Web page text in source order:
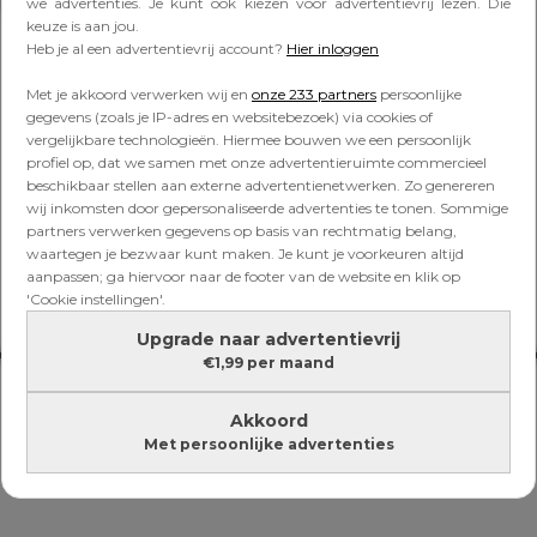
keuze is aan jou.
Heb je al een advertentievrij account? Hier inloggen
Met je akkoord verwerken wij en onze 233 partners persoonlijke
gegevens (zoals je IP-adres en websitebezoek) via cookies of
vergelijkbare technologieën. Hiermee bouwen we een persoonlijk
profiel op, dat we samen met onze advertentieruimte commercieel
beschikbaar stellen aan externe advertentienetwerken. Zo genereren
wij inkomsten door gepersonaliseerde advertenties te tonen. Sommige
partners verwerken gegevens op basis van rechtmatig belang,
waartegen je bezwaar kunt maken. Je kunt je voorkeuren altijd
aanpassen; ga hiervoor naar de footer van de website en klik op
'Cookie instellingen'.
Upgrade naar advertentievrij
€1,99 per maand
Akkoord
Met persoonlijke advertenties